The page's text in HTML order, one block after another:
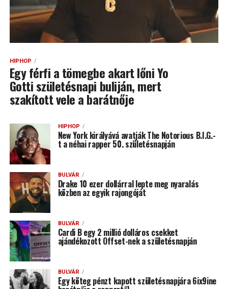
HIPHOP
Egy férfi a tömegbe akart lőni Yo
Gotti születésnapi buliján, mert
szakított vele a barátnője
HIPHOP
New York királyává avatják The Notorious B.I.G.-
t a néhai rapper 50. születésnapján
BULVÁR
Drake 10 ezer dollárral lepte meg nyaralás
közben az egyik rajongóját
BULVÁR
Cardi B egy 2 millió dolláros csekket
ajándékozott Offset-nek a születésnapján
BULVÁR
Egy köteg pénzt kapott születésnapjára 6ix9ine